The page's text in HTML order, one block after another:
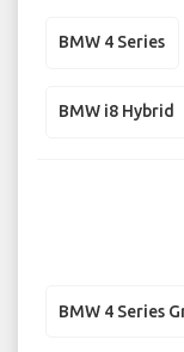
BMW 4 Series
BMW i8 Hybrid
BMW 4 Series